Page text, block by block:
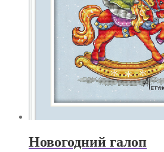
Новогодний галоп